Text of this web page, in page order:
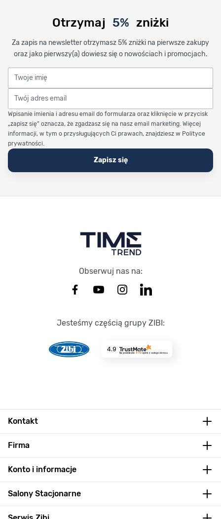
Otrzymaj 5% zniżki
Za zapis na newsletter otrzymasz 5% zniżki na pierwsze zakupy
oraz jako pierwszy(a) dowiesz się o nowościach i promocjach.
Twoje imię
Twój adres email
Wpisanie imienia i adresu email do formularza oraz kliknięcie w przycisk
„zapisz się” oznacza, że zgadzasz się na nasz email marketing. Więcej
informacji, w tym o przysługujących Ci prawach, znajdziesz w Polityce
prywatności.
Zapisz się
Obserwuj nas na:
Jesteśmy częścią grupy ZIBI:
4.9
Na podstawie 8710opinii z całego okresu
Kontakt
Firma
Konto i informacje
Salony Stacjonarne